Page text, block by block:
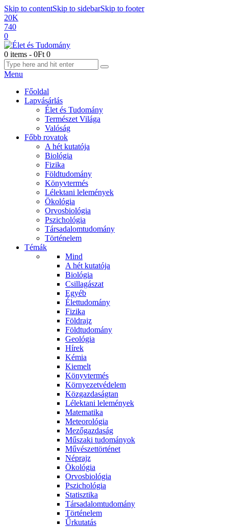
Skip to contentSkip to sidebarSkip to footer
20K
740
0
0 items - 0Ft 0
Menu
Főoldal
Lapvásárlás
Élet és Tudomány
Természet Világa
Valóság
Főbb rovatok
A hét kutatója
Biológia
Fizika
Földtudomány
Könyvtermés
Lélektani lelemények
Ökológia
Orvosbiológia
Pszichológia
Társadalomtudomány
Történelem
Témák
Mind
A hét kutatója
Biológia
Csillagászat
Egyéb
Élettudomány
Fizika
Földrajz
Földtudomány
Geológia
Hírek
Kémia
Kiemelt
Könyvtermés
Környezetvédelem
Közgazdaságtan
Lélektani lelemények
Matematika
Meteorológia
Mezőgazdaság
Műszaki tudományok
Művészettörténet
Néprajz
Ökológia
Orvosbiológia
Pszichológia
Statisztika
Társadalomtudomány
Történelem
Űrkutatás